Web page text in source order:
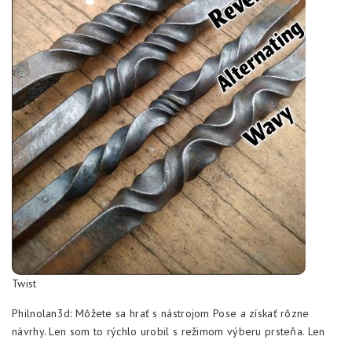
Twist
Philnolan3d: Môžete sa hrať s nástrojom Pose a získať rôzne
návrhy. Len som to rýchlo urobil s režimom výberu prsteňa. Len